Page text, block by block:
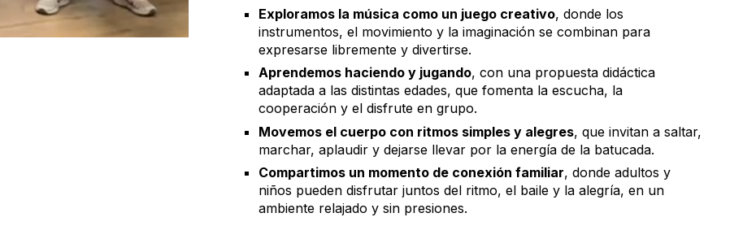
Exploramos la música como un juego creativo, donde los
instrumentos, el movimiento y la imaginación se combinan para
expresarse libremente y divertirse.
Aprendemos haciendo y jugando, con una propuesta didáctica
adaptada a las distintas edades, que fomenta la escucha, la
cooperación y el disfrute en grupo.
Movemos el cuerpo con ritmos simples y alegres, que invitan a saltar,
marchar, aplaudir y dejarse llevar por la energía de la batucada.
Compartimos un momento de conexión familiar, donde adultos y
niños pueden disfrutar juntos del ritmo, el baile y la alegría, en un
ambiente relajado y sin presiones.